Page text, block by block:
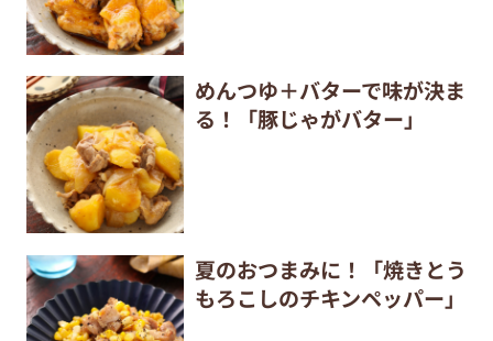
めんつゆ＋バターで味が決ま
る！「豚じゃがバター」
夏のおつまみに！「焼きとう
もろこしのチキンペッパー」